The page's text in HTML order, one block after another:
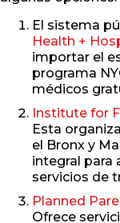
El sistema
Health +
importar el
programa
médicos
Institute for
Esta
el Bronx y
integral para
servicios de
Planned
Ofrece